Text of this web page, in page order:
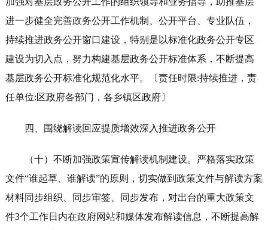
进一步健全完善政务公开工作机制、公开平台、专业队伍，
持续推进政务公开窗口建设，特别是以标准化政务公开专区
建设为切入点，努力构建基层政务公开标准体系，不断提高
基层政务公开标准化规范化水平。〔责任时限:持续推进，责
任单位:区政府各部门，各乡镇区政府〕
四、围绕解读回应提质增效深入推进政务公开
（十）不断加强政策宣传解读机制建设。严格落实政策
文件“谁起草、谁解读”的原则，切实做到政策文件与解读方案
材料同步组织、同步审签、同步发布，对出台的重大政策文
件3个工作日内在政府网站和媒体发布解读信息，不断提高解